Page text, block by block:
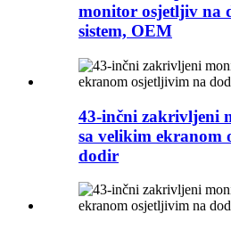
monitor osjetljiv na
sistem, OEM
43-inčni zakrivljeni
sa velikim ekranom
dodir